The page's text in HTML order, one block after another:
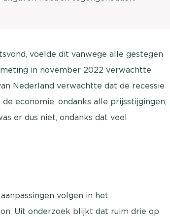
voelde dit vanwege alle gestegen
in november 2022 verwachtte
Nederland verwachtte dat de recessie
economie, ondanks alle prijsstijgingen,
er dus niet, ondanks dat veel
volgen in het
Uit onderzoek blijkt dat ruim drie op